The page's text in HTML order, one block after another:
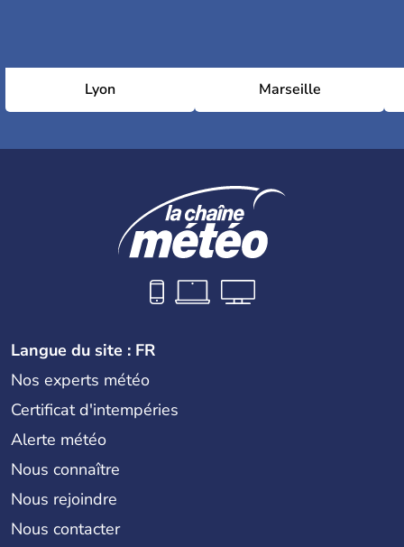
Lyon Marseille
Langue du site : FR
Nos experts météo
Certificat d'intempéries
Alerte météo
Nous connaître
Nous rejoindre
Nous contacter